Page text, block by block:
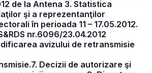
de la Antena 3. Statistica
şi a reprezentanţilor
în perioada 11 – 17.05.2012.
nr.6096/23.04.2012
avizului de retransmisie
Decizii de autorizare şi